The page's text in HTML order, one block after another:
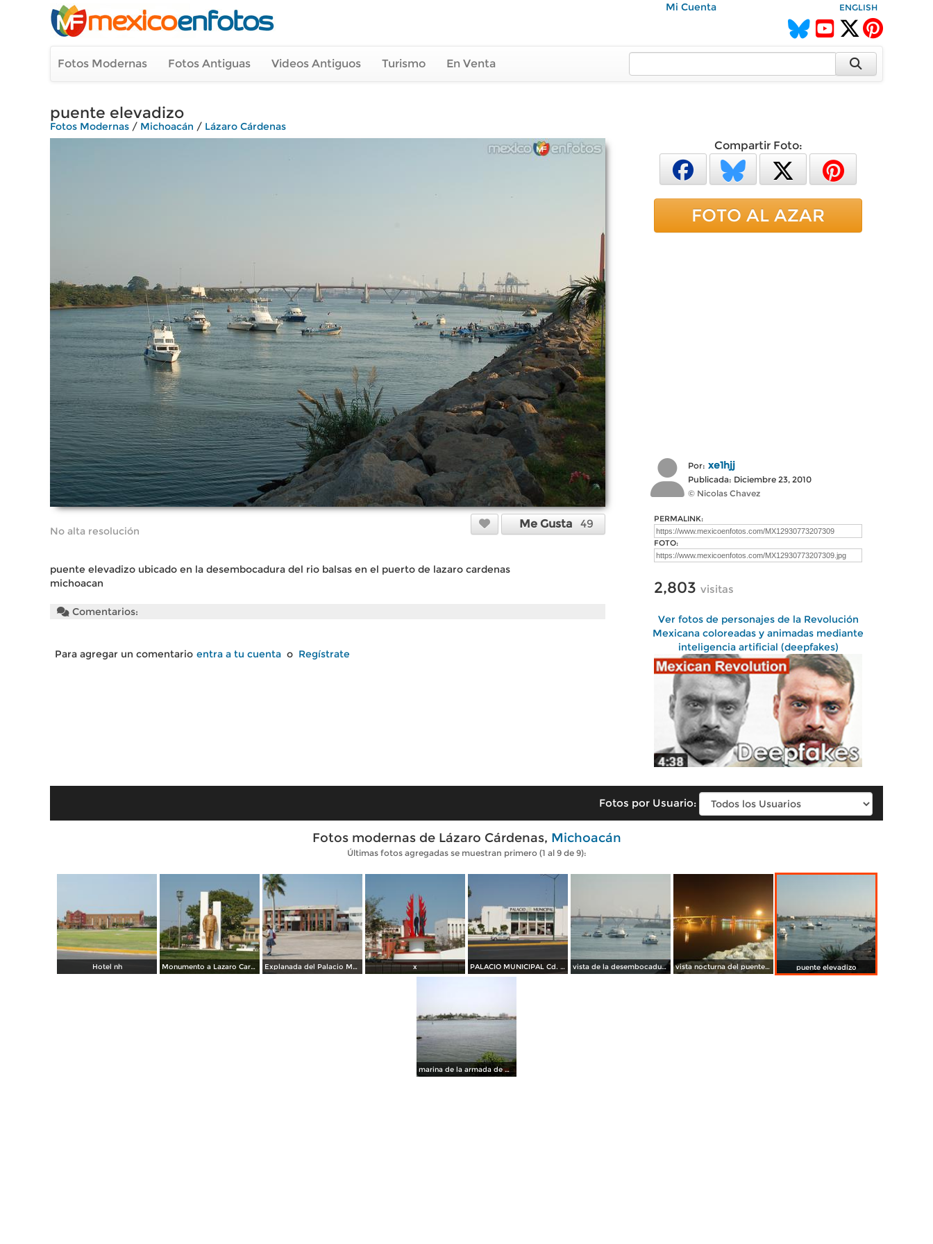
Mi Cuenta ENGLISH
Fotos Modernas Fotos Antiguas Videos Antiguos Turismo En Venta
puente elevadizo
Fotos Modernas / Michoacán / Lázaro Cárdenas
No alta resolución
Me Gusta 49
puente elevadizo ubicado en la desembocadura del rio balsas en el puerto de lazaro cardenas
michoacan
Comentarios:
Para agregar un comentario entra a tu cuenta o Regístrate
Compartir Foto:
FOTO AL AZAR
Por: xe1hjj
Publicada: Diciembre 23, 2010
© Nicolas Chavez
PERMALINK:
FOTO:
2,803 visitas
Ver fotos de personajes de la Revolución
Mexicana coloreadas y animadas mediante
inteligencia artificial (deepfakes)
Fotos por Usuario:
Fotos modernas de Lázaro Cárdenas, Michoacán
Últimas fotos agregadas se muestran primero (1 al 9 de 9):
Hotel nh Monumento a Lazaro Cardenas (Palacio Mpal.) Explanada del Palacio Municipal x PALACIO MUNICIPAL Cd. L. Cardenas vista de la desembocadura del puerto indutrial vista nocturna del puente elevadizo puente elevadizo
marina de la armada de Mexico en Lazaro Cardenas